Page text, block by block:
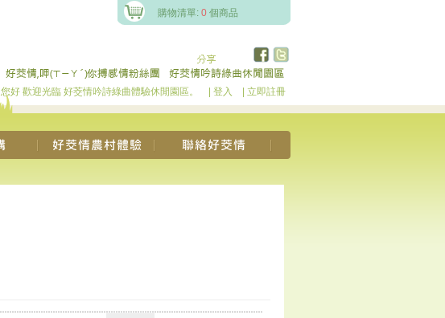
購物清單: 0 個商品
| 立即註冊
| 登入
您好 歡迎光臨 好茭情吟詩綠曲體驗休閒園區。